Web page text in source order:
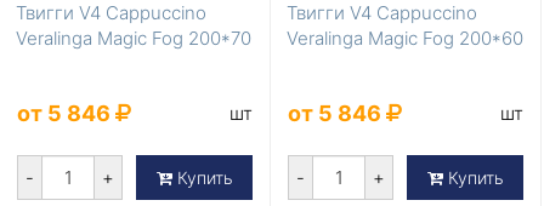
Твигги V4 Cappuccino
Veralinga Magic Fog 200*70
от 5 846 шт
- + Купить
Твигги V4 Cappuccino
Veralinga Magic Fog 200*60
от 5 846 шт
- + Купить